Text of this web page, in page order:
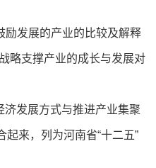
励发展的产业的比较及解释
略支撑产业的成长与发展对
发展方式与推进产业集聚
起来，列为河南省“十二五”